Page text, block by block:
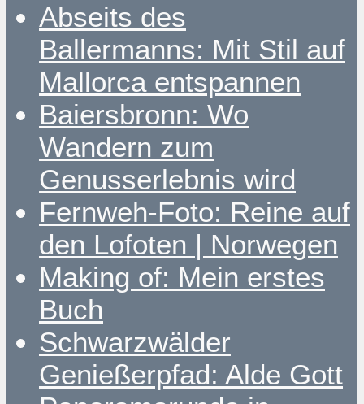
Abseits des
Ballermanns: Mit Stil auf
Mallorca entspannen
Baiersbronn: Wo
Wandern zum
Genusserlebnis wird
Fernweh-Foto: Reine auf
den Lofoten | Norwegen
Making of: Mein erstes
Buch
Schwarzwälder
Genießerpfad: Alde Gott